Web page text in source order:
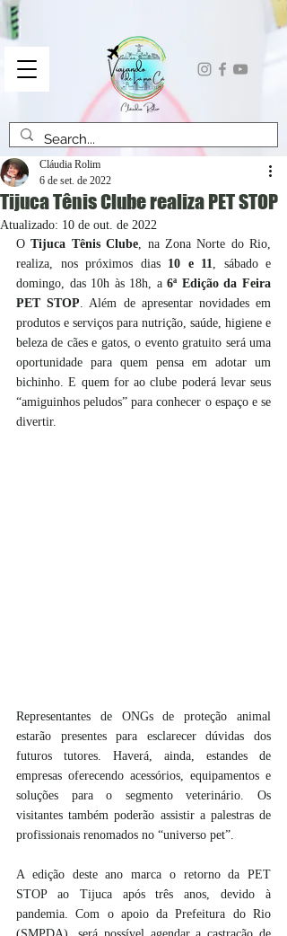
Tijuca Tênis Clube realiza PET STOP
Cláudia Rolim
6 de set. de 2022
Atualizado: 10 de out. de 2022
O Tijuca Tênis Clube, na Zona Norte do Rio,
realiza, nos próximos dias 10 e 11, sábado e
domingo, das 10h às 18h, a 6ª Edição da Feira
PET STOP. Além de apresentar novidades em
produtos e serviços para nutrição, saúde, higiene e
beleza de cães e gatos, o evento gratuito será uma
oportunidade para quem pensa em adotar um
bichinho. E quem for ao clube poderá levar seus
“amiguinhos peludos” para conhecer o espaço e se
divertir.
Representantes de ONGs de proteção animal
estarão presentes para esclarecer dúvidas dos
futuros tutores. Haverá, ainda, estandes de
empresas oferecendo acessórios, equipamentos e
soluções para o segmento veterinário. Os
visitantes também poderão assistir a palestras de
profissionais renomados no “universo pet”.
A edição deste ano marca o retorno da PET
STOP ao Tijuca após três anos, devido à
pandemia. Com o apoio da Prefeitura do Rio